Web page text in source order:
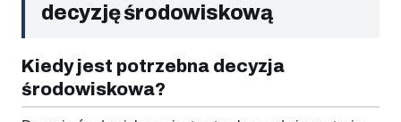
decyzję środowiskową
Kiedy jest potrzebna decyzja
środowiskowa?